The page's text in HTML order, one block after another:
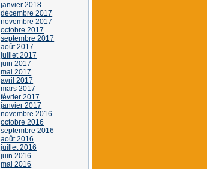
janvier 2018
décembre 2017
novembre 2017
octobre 2017
septembre 2017
août 2017
juillet 2017
juin 2017
mai 2017
avril 2017
mars 2017
février 2017
janvier 2017
novembre 2016
octobre 2016
septembre 2016
août 2016
juillet 2016
juin 2016
mai 2016